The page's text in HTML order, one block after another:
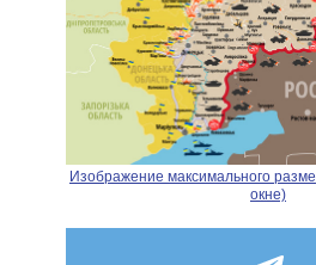
Изображение максимального
окне)